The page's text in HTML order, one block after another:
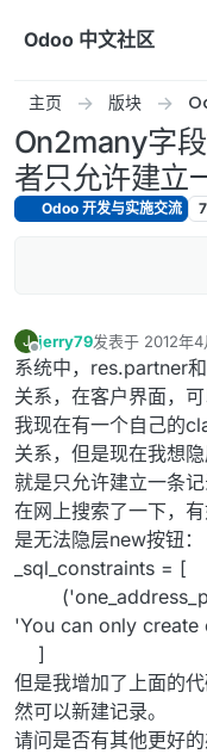
Odoo 中文社区
主页 版块
On2many字
者只允许建立
Odoo 开发与实施交流 7
J
离线
jerry79发表于 2012年
最后由 编辑
系统中，res.partner
关系，在客户界面，
我现在有一个自己的
关系，但是现在我想
就是只允许建立一条记
在网上搜索了一下，
是无法隐层new按钮：
_sql_constraints = [
'You can only
]
但是我增加了上面的
然可以新建记录。
请问是否有其他更好